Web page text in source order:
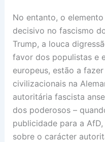
No entanto, o
decisivo no fascismo
Trump, a louca
favor dos populistas e
europeus, estão a
civilizacionais na
autoritária fascista
dos poderosos –
publicidade para a
sobre o carácter